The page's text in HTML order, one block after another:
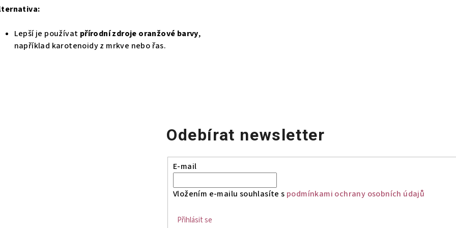
Lepší je používat přírodní zdroje oranžové barvy,
například karotenoidy z mrkve nebo řas.
Odebírat newsletter
E-mail
Vložením e-mailu souhlasíte s podmínkami ochrany osobních údajů
Přihlásit se